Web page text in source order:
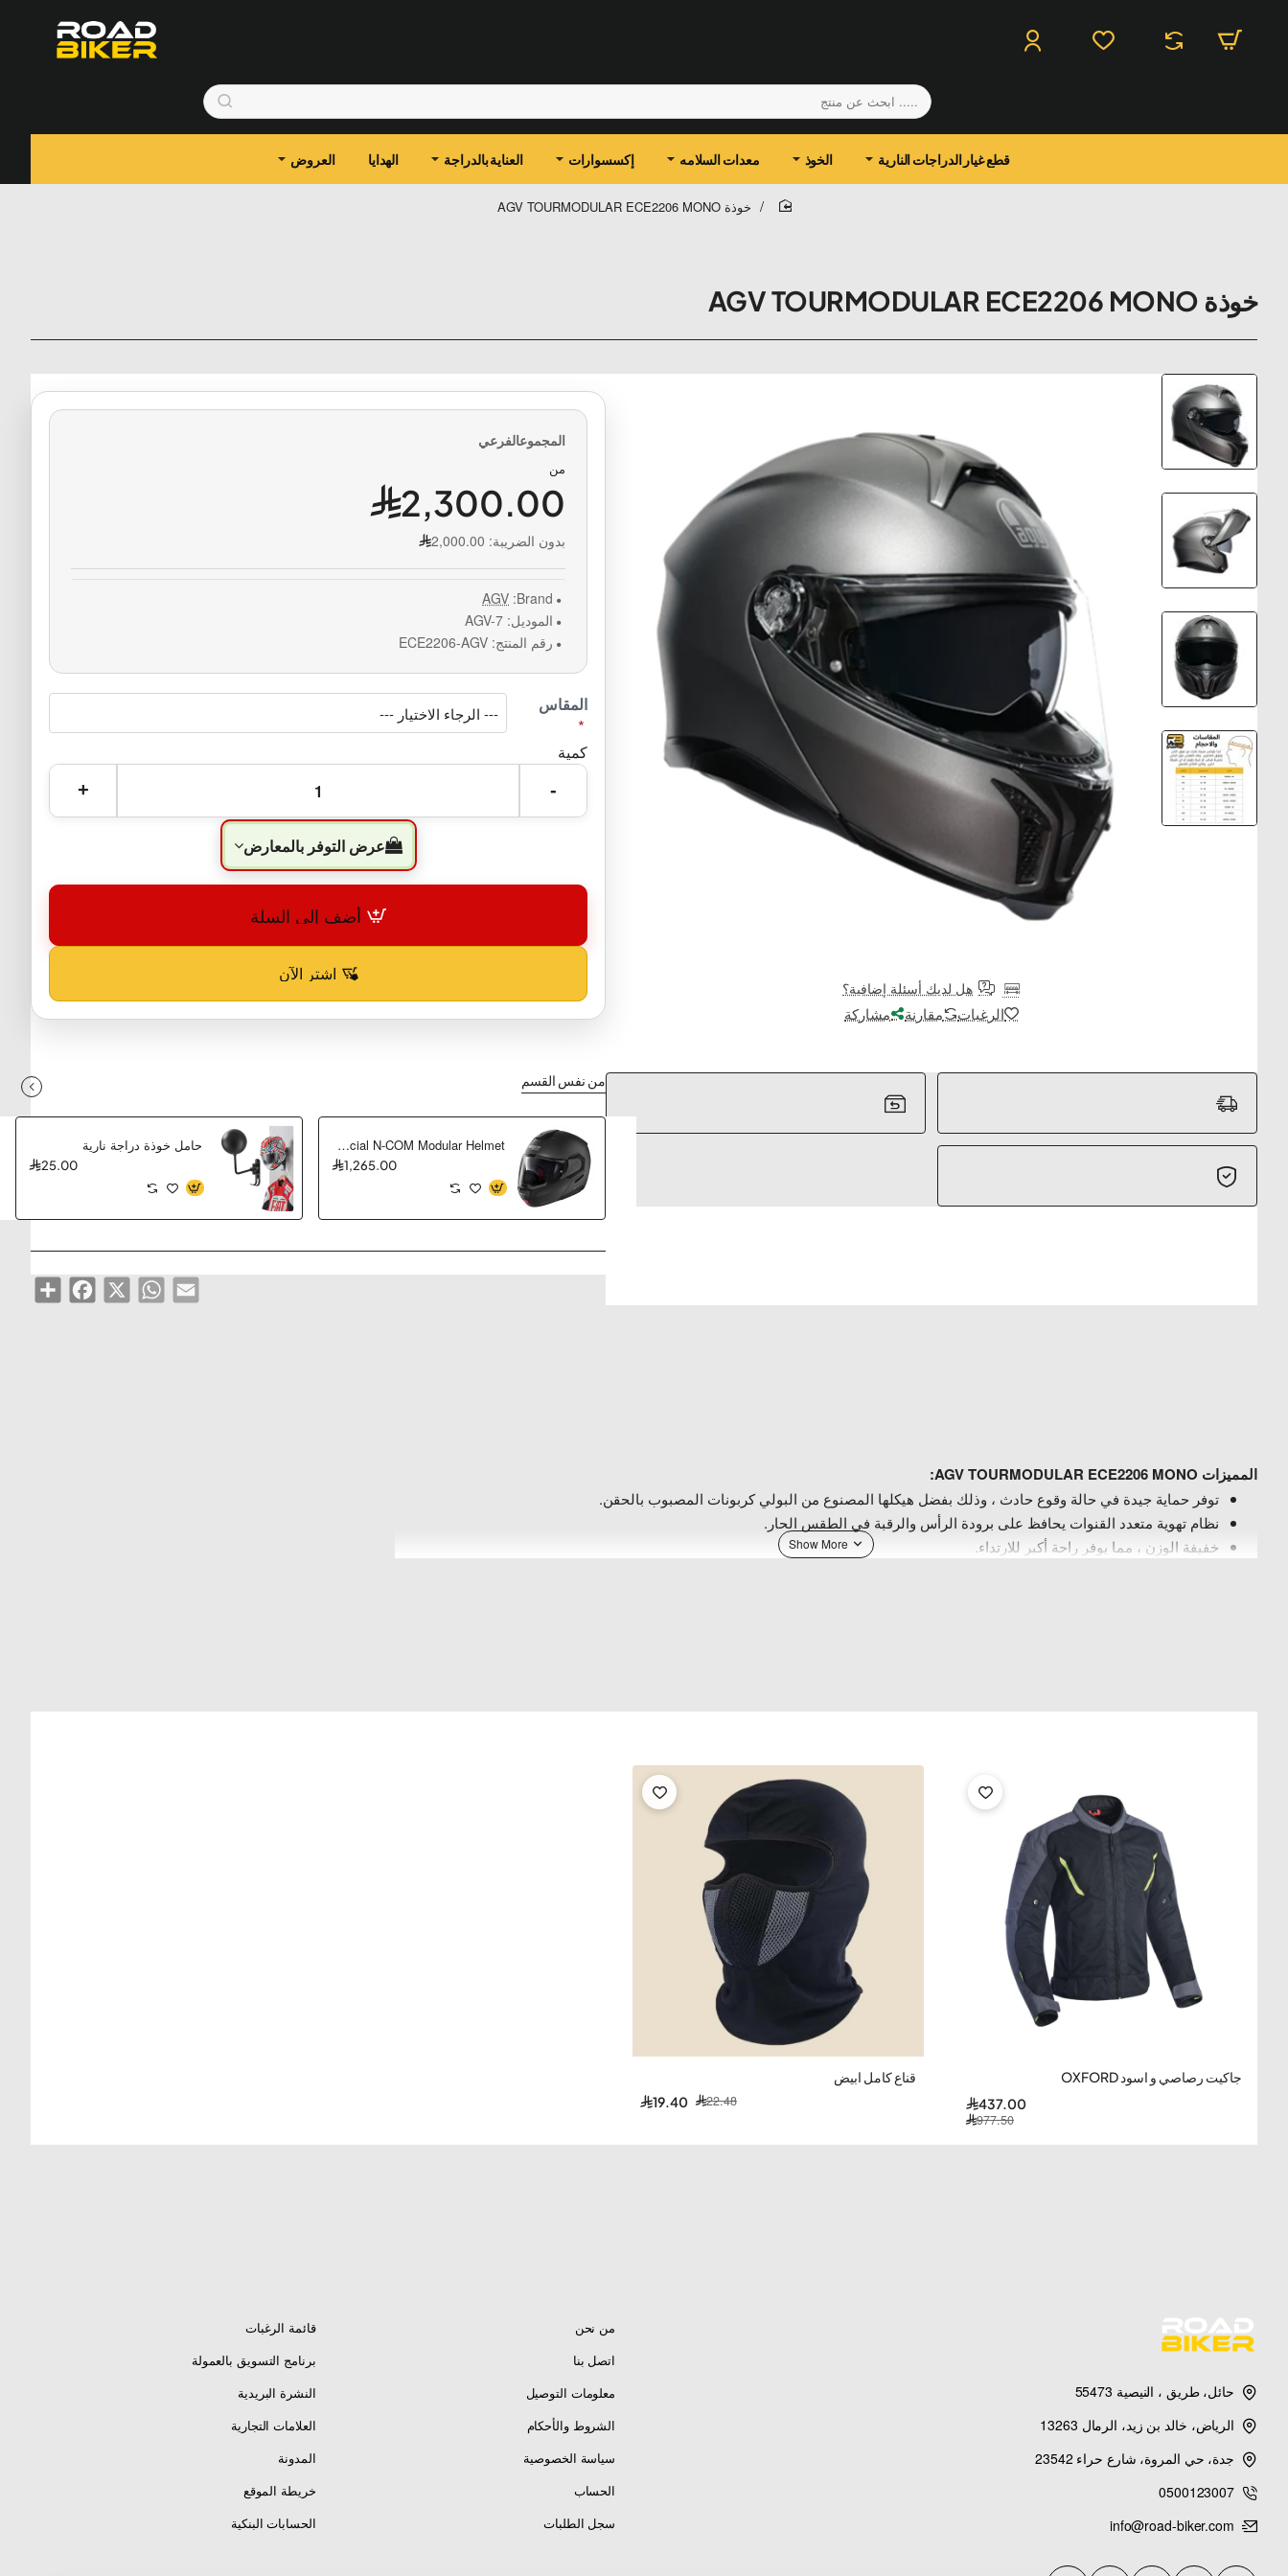
.....
ابحث
عن
منتج
قطع غيار الدراجات النارية الخوذ معدات السلامه إكسسوارات العناية بالدراجة الهدايا العروض
خوذة AGV TOURMODULAR ECE2206 MONO
خوذة AGV TOURMODULAR ECE2206 MONO
هل لديك أسئلة إضافية؟
الرغبات مقارنة مشاركة
من
2,300.00
بدون الضريبة: 2,000.00
Brand:
AGV
الموديل: AGV-7
رقم المنتج: ECE2206-AGV
المقاس
عرض التوفر بالمعارض
أضف إلى السلة
اشترِ الآن
من نفس القسم
Nolan N90-3 06 Special N-COM Modular Helmet
1,265.00
حامل خوذة دراجة نارية
25.00
Share
Facebook X
WhatsApp Email
المميزات AGV TOURMODULAR ECE2206 MONO:
توفر حماية جيدة في حالة وقوع حادث ، وذلك بفضل هيكلها المصنوع من البولي كربونات المصبوب بالحقن.
نظام تهوية متعدد القنوات يحافظ على برودة الرأس والرقبة في الطقس الحار.
خفيفة الوزن ، مما يوفر راحة أكبر للارتداء.
مصنوع من مادة البولي كربونات المصبوب بالحقن ، وهي مادة قوية ومقاومة للصدمات.
تصنع خوذات AGV في إيطاليا.
-55%
جاكيت رصاصي و اسود OXFORD
437.00
977.50
-14%
قناع كامل ابيض
19.40
22.48
حائل، طريق ، النيصية 55473
الرياض، خالد بن زيد، الرمال 13263
جدة، حي المروة، شارع حراء 23542
0500123007
info@road-biker.com
من نحن
اتصل بنا
معلومات التوصيل
الشروط والأحكام
سياسة الخصوصية
الحساب
سجل الطلبات
قائمة الرغبات
برنامج التسويق بالعمولة
النشرة البريدية
العلامات التجارية
المدونة
خريطة الموقع
الحسابات البنكية